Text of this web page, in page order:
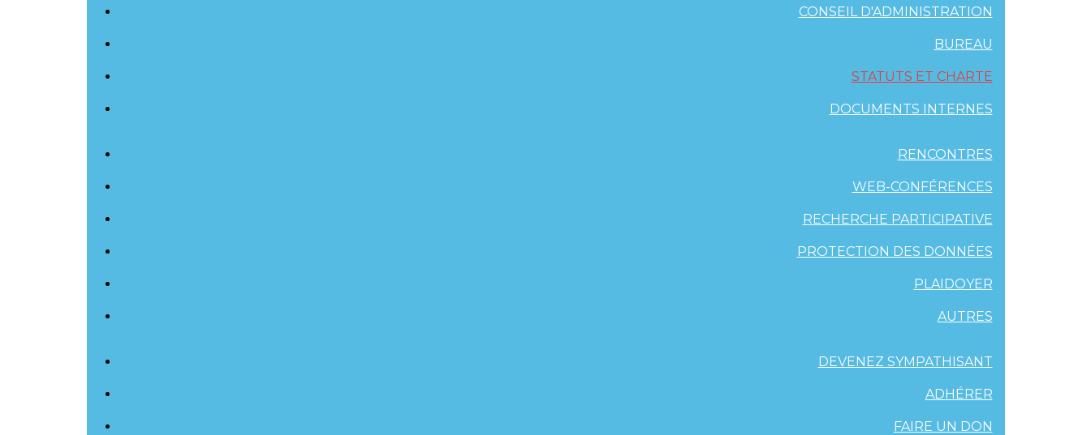
CONSEIL D'ADMINISTRATION
BUREAU
STATUTS ET CHARTE
DOCUMENTS INTERNES
RENCONTRES
WEB-CONFÉRENCES
RECHERCHE PARTICIPATIVE
PROTECTION DES DONNÉES
PLAIDOYER
AUTRES
DEVENEZ SYMPATHISANT
ADHÉRER
FAIRE UN DON